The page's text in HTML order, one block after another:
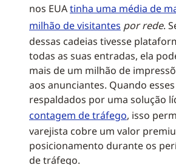
nos EUAtinha uma média de
milhão de visitantes por rede.
dessas cadeias tivesse
todas as suas entradas, ela
mais de um milhão de
aos anunciantes. Quando
respaldados por uma solução
contagem de tráfego, isso
varejista cobre um valor
posicionamento durante os
de tráfego.